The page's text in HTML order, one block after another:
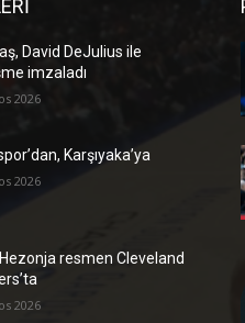
David DeJulius ile
imzaladı
2026
Karşıyaka’ya
2026
resmen Cleveland
2026